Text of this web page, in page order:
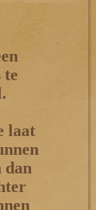
te
laat
dan